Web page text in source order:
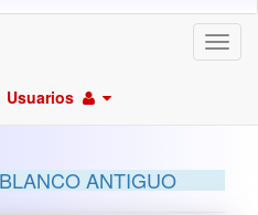
Usuarios
ANTIGUO